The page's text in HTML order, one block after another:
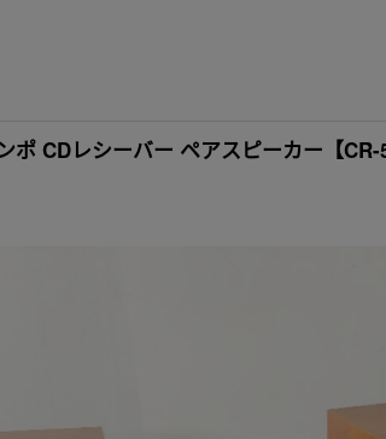
CDレシーバー ペアスピーカー【CR-